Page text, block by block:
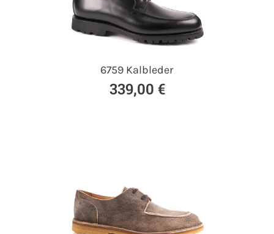
6759 Kalbleder
339,00 €